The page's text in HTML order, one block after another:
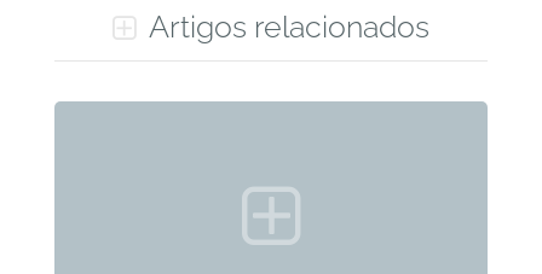
Artigos relacionados